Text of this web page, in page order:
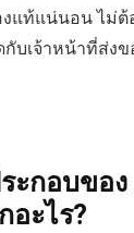
งแท้แน่นอน ไม่ต้
กับเจ้าหน้าที่ส่
ะกอบของ
อะไร?